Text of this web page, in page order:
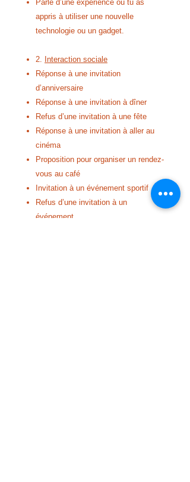
Parle d’une expérience où tu as
appris à utiliser une nouvelle
technologie ou un gadget.
2.
Interaction sociale
Réponse à une invitation
d’anniversaire
Réponse à une invitation à dîner
Refus d’une invitation à une fête
Réponse à une invitation à aller au
cinéma
Proposition pour organiser un rendez-
vous au café
Invitation à un événement sportif
Refus d’une invitation à un
événement